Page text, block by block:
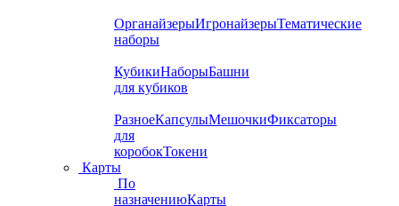
ОрганайзерыИгронайзерыТематические
наборы
КубикиНаборыБашни
для кубиков
РазноеКапсулыМешочкиФиксаторы
для
коробокТокени
Карты
По
назначениюКарты